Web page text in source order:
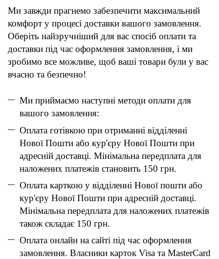
Ми завжди прагнемо забезпечити максимальний
комфорт у процесі доставки вашого замовлення.
Оберіть найзручніший для вас спосіб оплати та
доставки під час оформлення замовлення, і ми
зробимо все можливе, щоб ваші товари були у вас
вчасно та безпечно!
Ми приймаємо наступні методи оплати для
вашого замовлення:
Оплата готівкою при отриманні відділенні
Нової Пошти або кур'єру Нової Пошти при
адресній доставці. Мінімальна передплата для
наложених платежів становить 150 грн.
Оплата карткою у відділенні Нової пошти або
кур'єру Нової Пошти при адресній доставці.
Мінімальна передплата для наложених платежів
також складає 150 грн.
Оплата онлайн на сайті під час оформлення
замовлення. Власники карток Visa та MasterCard